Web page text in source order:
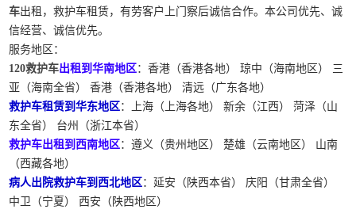
车出租，救护车租赁，有劳客户上门察后诚信合作。本公司优先、诚
信经营、诚信优先。
服务地区：
120救护车出租到华南地区 ：香港（香港各地） 琼中（海南地区） 三
亚（海南全省） 香港（香港各地） 清远（广东各地）
救护车租赁到华东地区 ：上海（上海各地） 新余（江西） 菏泽（山
东全省） 台州（浙江本省）
救护车出租到西南地区 ：遵义（贵州地区） 楚雄（云南地区） 山南
（西藏各地）
病人出院救护车到西北地区 ：延安（陕西本省） 庆阳（甘肃全省）
中卫（宁夏） 西安（陕西地区）